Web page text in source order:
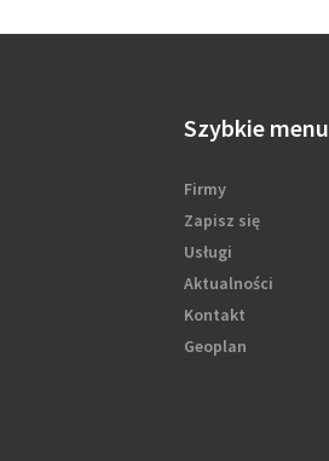
Szybkie menu
Firmy
Zapisz się
Usługi
Aktualności
Kontakt
Geoplan